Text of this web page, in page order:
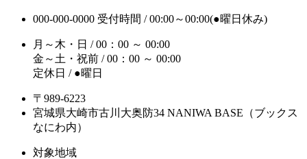
000-000-0000 受付時間 / 00:00～00:00(●曜日休み)
月～木・日 / 00：00 ～ 00:00
金～土・祝前 / 00：00 ～ 00:00
定休日 / ●曜日
〒989-6223
宮城県大崎市古川大奥防34 NANIWA BASE（ブックス
なにわ内）
対象地域